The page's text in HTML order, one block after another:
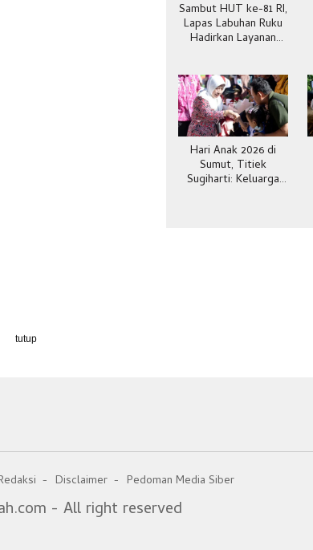
Sambut HUT ke-81 RI,
Lapas Labuhan Ruku
Hadirkan Layanan
Hari Anak 2026 di
Sumut, Titiek
Sugiharti: Keluarga
Disclaimer Pedoman Media Siber
- All right reserved
tutup